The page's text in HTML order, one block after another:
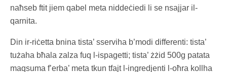
naħseb ftit jiem qabel meta niddeċiedi li se nsajjar il-
qarnita.
Din ir-riċetta bnina tista’ sserviha b’modi differenti: tista’
tużaha bħala zalza fuq l-ispagetti; tista’ żżid 500g patata
maqsuma f’erba’ meta tkun tfajt l-ingredjenti l-oħra kollha